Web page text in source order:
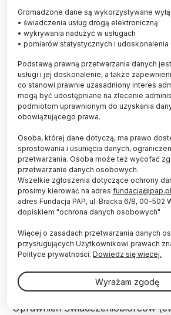
Studenci, którzy dorabiają w
powinni ponownie zostać
ubezpieczenia zdrowotnego po
pracy, jeśli nadal się uczą i nie
przypomina w poniedziałek
Społecznych.
Ubezpieczenie zdrowotne daje
opieki zdrowotnej z Narodowego
zarówno ambulatoryjnej, jak i
pacjenta do bezpłatnej opieki
Uprawnień Świadczeniobiorców
Gromadzone dane są wykorzystywane
• świadczenia usług drogą elektroniczną
• wykrywania nadużyć w usługach
• pomiarów statystycznych i udoskonalenia
Podstawą prawną przetwarzania danych
usługi i jej doskonalenie, a także
co stanowi prawnie uzasadniony interes
mogą być udostępniane na zlecenie
podmiotom uprawnionym do uzyskania
obowiązującego prawa.
Osoba, której dane dotyczą, ma prawo
sprostowania i usunięcia danych,
przetwarzania. Osoba może też wycofać
przetwarzanie danych osobowych.
Wszelkie zgłoszenia dotyczące ochrony
prosimy kierować na adres fundacja@pap.pl
adres Fundacja PAP, ul. Bracka 6/8, 00-502
dopiskiem "ochrona danych osobowych"
Więcej o zasadach przetwarzania danych
przysługujących Użytkownikowi prawach
Polityce prywatności. Dowiedz się więcej.
Wyrażam zgodę